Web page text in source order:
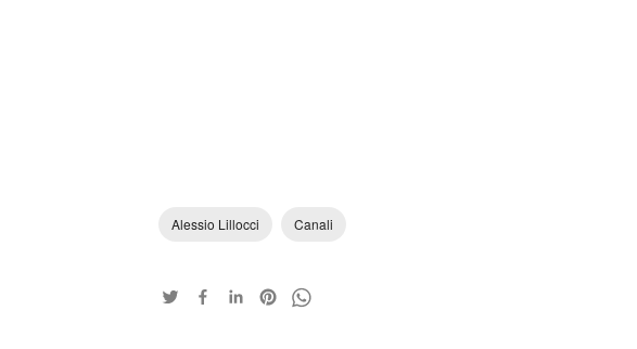
Alessio Lillocci Canali